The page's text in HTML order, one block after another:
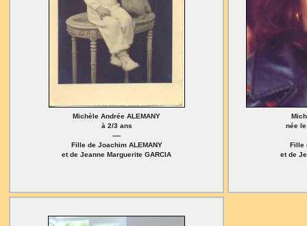
Michèle Andrée ALEMANY
à 2/3 ans
----
Fille de Joachim ALEMANY
et de Jeanne Marguerite GARCIA
née
Fille
et de